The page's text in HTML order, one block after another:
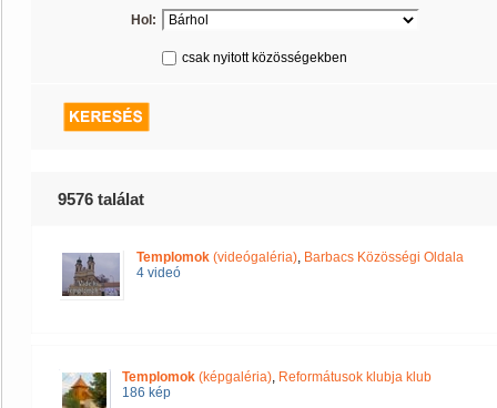
Hol:
csak nyitott közösségekben
9576 találat
Templomok (videógaléria), Barbacs Közösségi Oldala
4 videó
Templomok (képgaléria), Reformátusok klubja klub
186 kép